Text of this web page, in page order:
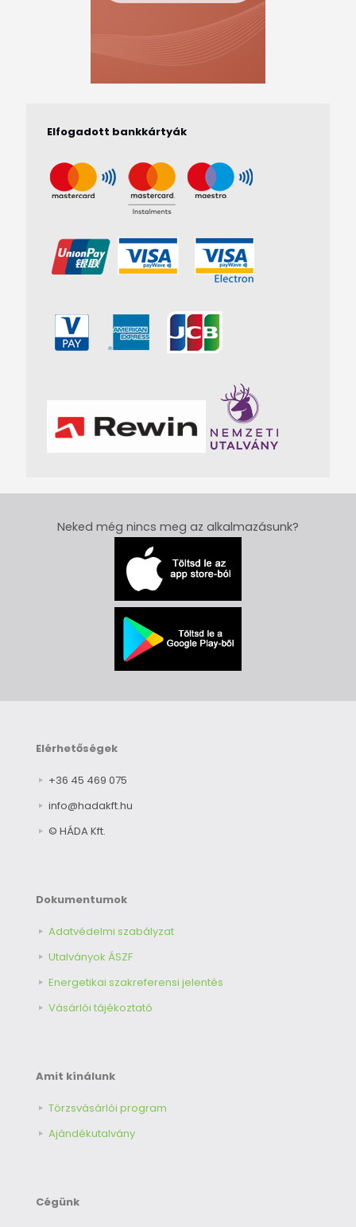
Elfogadott bankkártyák
Neked még nincs meg az alkalmazásunk?
Elérhetőségek
+36 45 469 075
info@hadakft.hu
© HÁDA Kft.
Dokumentumok
Adatvédelmi szabályzat
Utalványok ÁSZF
Energetikai szakreferensi jelentés
Vásárlói tájékoztató
Amit kínálunk
Törzsvásárlói program
Ajándékutalvány
Cégünk